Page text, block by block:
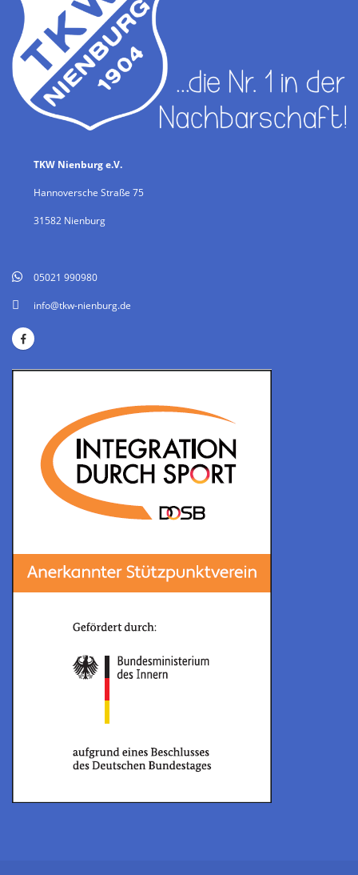
TKW Nienburg e.V.
Hannoversche Straße 75
31582 Nienburg
05021 990980
info@tkw-nienburg.de